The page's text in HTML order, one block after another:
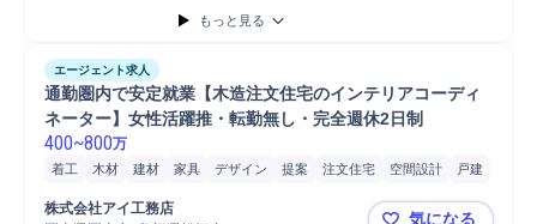
もっと見る
エージェント求人
通勤圏内で安定就業【木造注文住宅のインテリアコーディ
ネーター】女性活躍推・転勤無し・完全週休2日制
400~800万
着工 木材 建材 家具 デザイン 提案 注文住宅 空間設計
戸建
ヒアリング
インテリア
株式会社アイ工務店
気になる